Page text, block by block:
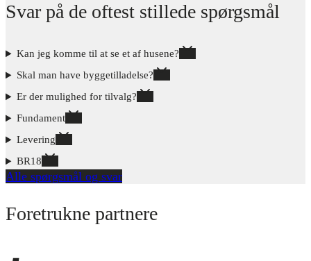
Svar på de oftest stillede spørgsmål
Kan jeg komme til at se et af husene?
Skal man have byggetilladelse?
Er der mulighed for tilvalg?
Fundament
Levering
BR18
Alle spørgsmål og svar
Foretrukne partnere